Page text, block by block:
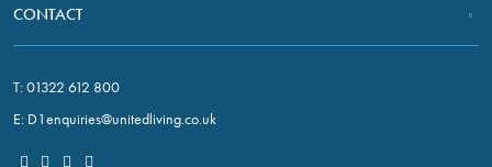
CONTACT
T:01322 612 800
E: D1enquiries@unitedliving.co.uk